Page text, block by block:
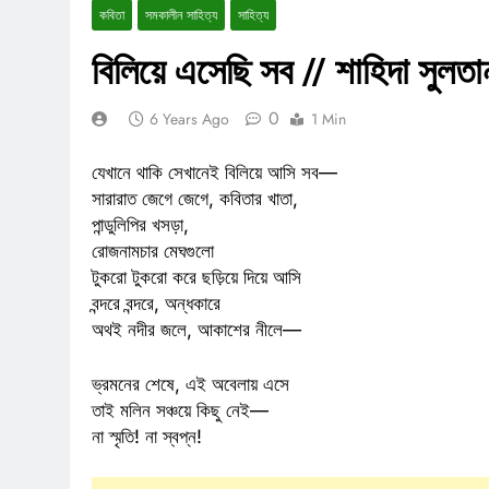
কবিতা সমকালীন সাহিত্য সাহিত্য
বিলিয়ে এসেছি সব // শাহিদা
6 Years Ago 0 1 Min
যেখানে থাকি সেখানেই বিলিয়ে আসি সব—
সারারাত জেগে জেগে, কবিতার খাতা,
পান্ডুলিপির খসড়া,
রোজনামচার মেঘগুলো
টুকরো টুকরো করে ছড়িয়ে দিয়ে আসি
বন্দরে বন্দরে, অন্ধকারে
অথই নদীর জলে, আকাশের নীলে—
ভ্রমনের শেষে, এই অবেলায় এসে
তাই মলিন সঞ্চয়ে কিছু নেই—
না স্মৃতি! না স্বপ্ন!